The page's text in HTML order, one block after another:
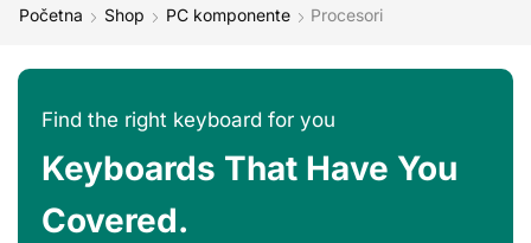
Početna Shop PC komponente Procesori
Find the right keyboard for you
Keyboards That Have You
Covered.